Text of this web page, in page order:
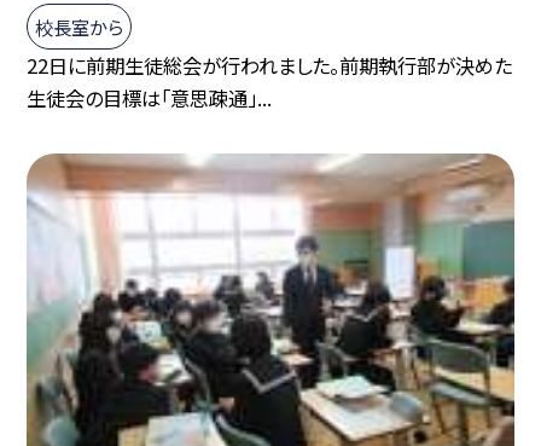
校長室から
22日に前期生徒総会が行われました。前期執行部が決めた
生徒会の目標は「意思疎通」...